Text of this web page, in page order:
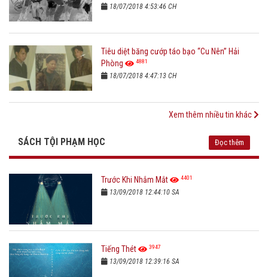
18/07/2018 4:53:46 CH
Tiêu diệt băng cướp táo bạo “Cu Nên” Hải
Phòng
4881
18/07/2018 4:47:13 CH
Xem thêm nhiều tin khác
SÁCH TỘI PHẠM HỌC Đọc thêm
Trước Khi Nhắm Mắt 4401
13/09/2018 12:44:10 SA
Tiếng Thét 3947
13/09/2018 12:39:16 SA